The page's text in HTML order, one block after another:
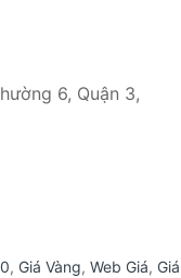
6, Quận 3,
, Giá Vàng, Web Giá, Giá